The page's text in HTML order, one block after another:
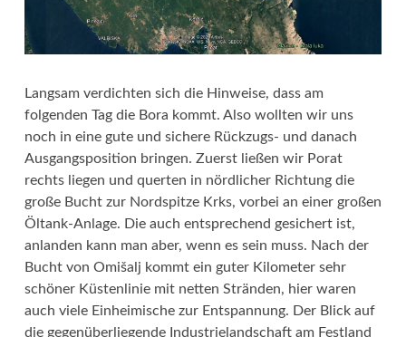
Langsam verdichten sich die Hinweise, dass am
folgenden Tag die Bora kommt. Also wollten wir uns
noch in eine gute und sichere Rückzugs- und danach
Ausgangsposition bringen. Zuerst ließen wir Porat
rechts liegen und querten in nördlicher Richtung die
große Bucht zur Nordspitze Krks, vorbei an einer großen
Öltank-Anlage. Die auch entsprechend gesichert ist,
anlanden kann man aber, wenn es sein muss. Nach der
Bucht von Omišalj kommt ein guter Kilometer sehr
schöner Küstenlinie mit netten Stränden, hier waren
auch viele Einheimische zur Entspannung. Der Blick auf
die gegenüberliegende Industrielandschaft am Festland